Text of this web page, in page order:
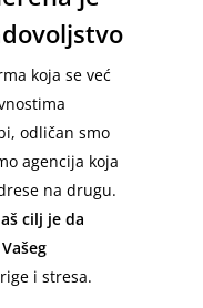
koja se već
odličan smo
agencija koja
na drugu.
cilj je da
i stresa.
grad
Beograd
venac
Stanova
Kuća
Firmi
za Selidbe
za Selidbe
Robe
Prevoz
Transport
Prevoz Nameštaja
Prevoz Robe
Prevoz
Prevoz
Prevoz
Prevoz Robe
– Niš
– Novi Sad
Prevoz Robe
– NemačkaSelidbe
u Srbiji
Selidbe
Sad
sajta